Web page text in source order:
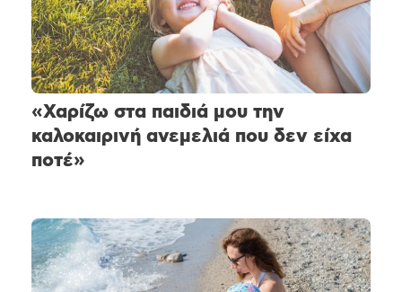
«Χαρίζω στα παιδιά μου την
καλοκαιρινή ανεμελιά που δεν είχα
ποτέ»